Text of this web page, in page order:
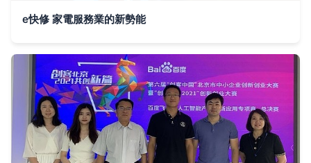
e快修 家電服務業的新勢能